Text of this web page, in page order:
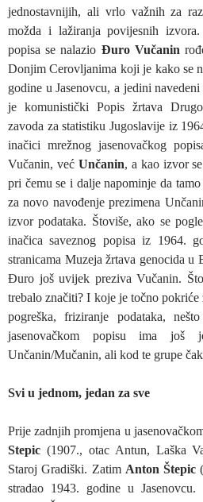
jednostavnijih, ali vrlo važnih za
možda i lažiranja povijesnih
popisa se nalazio Đuro Vučanin
Donjim Cerovljanima koji je kako se
godine u Jasenovcu, a jedini
je komunistički Popis žrtava
zavoda za statistiku Jugoslavije iz
inačici mrežnog jasenovačkog
Vučanin, već Unčanin, a kao izvor
pri čemu se i dalje napominje da
za novo navođenje prezimena
izvor podataka. Štoviše, ako se
inačica saveznog popisa iz 1964.
stranicama Muzeja žrtava genocida u
Đuro još uvijek preziva Vučanin.
trebalo značiti? I koje je točno
pogreška, friziranje podataka,
jasenovačkom popisu ima još
Unčanin/Mučanin, ali kod te grupe
Svi u jednom, jedan za sve
Prije zadnjih promjena u
Stepic (1907., otac Antun, Laška
Staroj Gradiški. Zatim Anton Štepic
stradao 1943. godine u Jasenovcu.